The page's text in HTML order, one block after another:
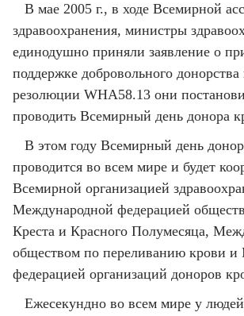
В мае 2005 г., в ходе Всемирной
здравоохранения, министры
единодушно приняли заявление о
поддержке добровольного
резолюции WHA58.13 они
проводить Всемирный день донора
В этом году Всемирный день
проводится во всем мире и будет
Всемирной организацией
Международной федерацией
Креста и Красного Полумесяца,
обществом по переливанию крови
федерацией организаций доноров
Ежесекундно во всем мире у